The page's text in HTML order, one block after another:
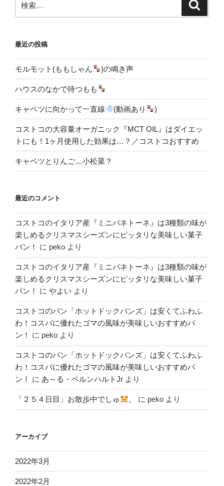
索:
最近の投稿
モルモット(ももしゃん )の鳴き声
ハウスのなかで待つもも
キャベツに向かって一直線 (動画あり )
コストコの大容量オーガニック『MCT OIL』はダイエッ
トにも！1ヶ月使用した効果は…？／コストコおすすめ
キャベツとりんご…小松菜？
最近のコメント
コストコのイタリア産『ミニパネトーネ』は3種類の味が
楽しめるクリスマスシーズンにピッタリな美味しい菓子
パン！
に peko より
コストコのイタリア産『ミニパネトーネ』は3種類の味が
楽しめるクリスマスシーズンにピッタリな美味しい菓子
パン！
に やよい より
コストコのパン「ホットドックバンズ」は安くてふわふ
わ！コスパに優れたゴマの風味が美味しいおすすめパ
ン！
に peko より
コストコのパン「ホットドックバンズ」は安くてふわふ
わ！コスパに優れたゴマの風味が美味しいおすすめパ
ン！
に あ～る・ベルンハルトJr より
「２５４日目」お散歩中でしゅ 。 に peko より
アーカイブ
2022年3月
2022年2月